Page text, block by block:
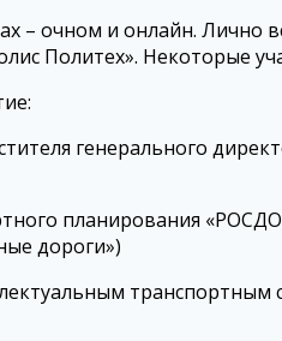
– очном и онлайн. Лично
Политех». Некоторые
генерального
планирования
дороги»)